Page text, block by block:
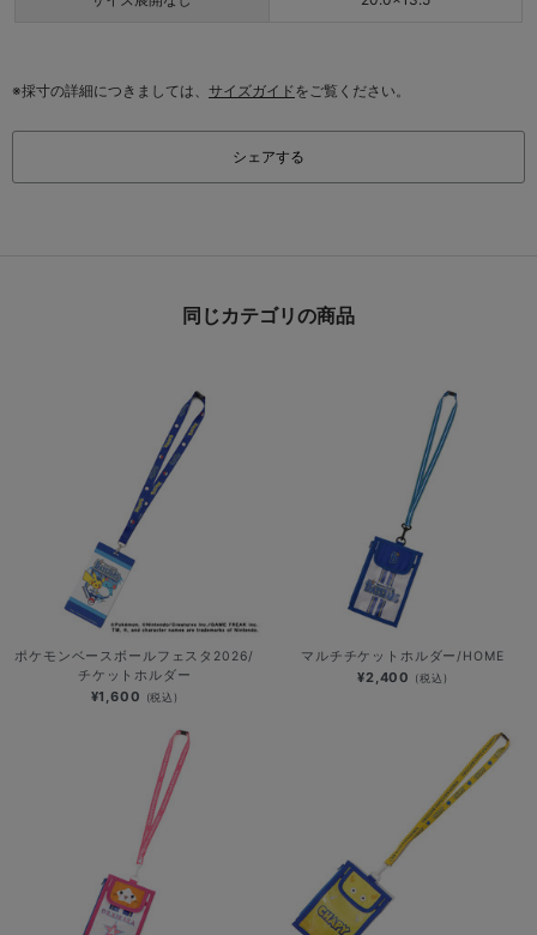
※採寸の詳細につきましては、 サイズガイドをご覧ください。
シェアする
同じカテゴリの商品
ポケモンベースボールフェスタ2026/
チケットホルダー
¥1,600 (税込)
マルチチケットホルダー/HOME
¥2,400 (税込)